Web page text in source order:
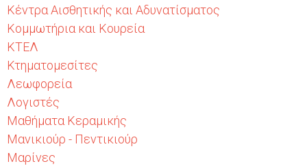
Κέντρα Αισθητικής και Αδυνατίσματος
Κομμωτήρια και Κουρεία
ΚΤΕΛ
Κτηματομεσίτες
Λεωφορεία
Λογιστές
Μαθήματα Κεραμικής
Μανικιούρ - Πεντικιούρ
Μαρίνες